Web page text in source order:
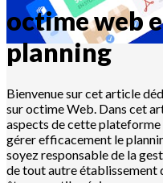
octime web
planning
Bienvenue sur cet article
sur octime Web. Dans cet
aspects de cette
gérer efficacement le
soyez responsable de la
de tout autre établissement